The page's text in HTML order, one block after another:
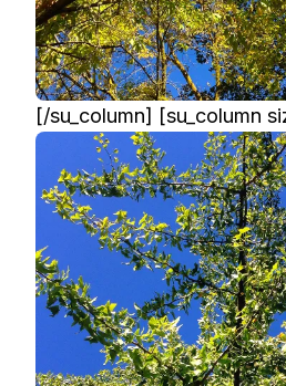
[/su_column] [su_column